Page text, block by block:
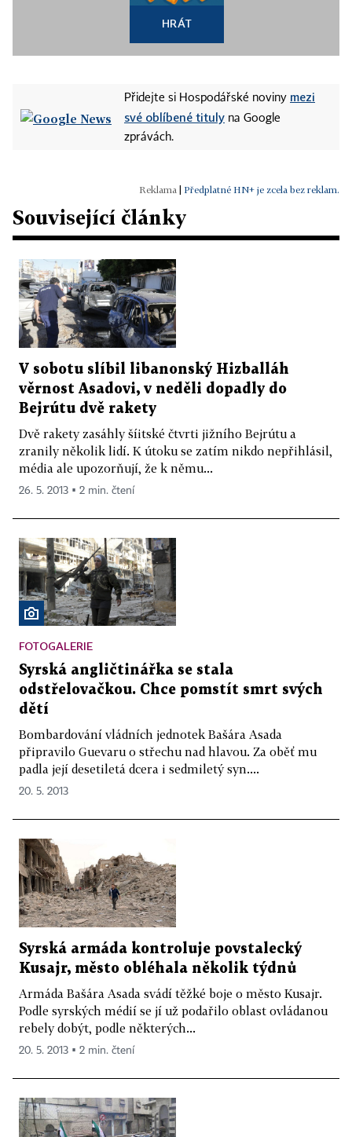
HRÁT
Přidejte si Hospodářské noviny mezi
své oblíbené tituly na Google
zprávách.
Předplatné HN+ je zcela bez reklam.
Související články
V sobotu slíbil libanonský Hizballáh
věrnost Asadovi, v neděli dopadly do
Bejrútu dvě rakety
Dvě rakety zasáhly šíitské čtvrti jižního Bejrútu a
zranily několik lidí. K útoku se zatím nikdo nepřihlásil,
média ale upozorňují, že k němu...
26. 5. 2013 ▪ 2 min. čtení
FOTOGALERIE
Syrská angličtinářka se stala
odstřelovačkou. Chce pomstít smrt svých
dětí
Bombardování vládních jednotek Bašára Asada
připravilo Guevaru o střechu nad hlavou. Za oběť mu
padla její desetiletá dcera i sedmiletý syn....
20. 5. 2013
Syrská armáda kontroluje povstalecký
Kusajr, město obléhala několik týdnů
Armáda Bašára Asada svádí těžké boje o město Kusajr.
Podle syrských médií se jí už podařilo oblast ovládanou
rebely dobýt, podle některých...
20. 5. 2013 ▪ 2 min. čtení